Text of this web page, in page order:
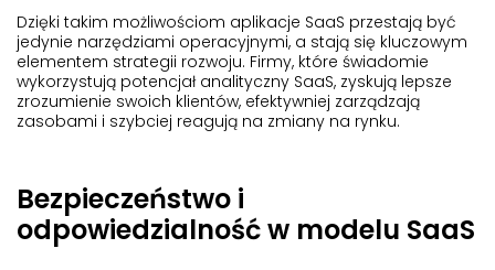
Dzięki takim możliwościom aplikacje SaaS przestają być
jedynie narzędziami operacyjnymi, a stają się kluczowym
elementem strategii rozwoju. Firmy, które świadomie
wykorzystują potencjał analityczny SaaS, zyskują lepsze
zrozumienie swoich klientów, efektywniej zarządzają
zasobami i szybciej reagują na zmiany na rynku.
Bezpieczeństwo i
odpowiedzialność w modelu SaaS